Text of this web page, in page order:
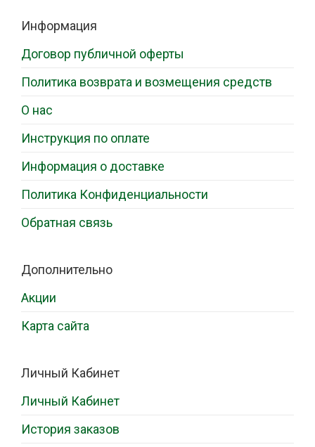
Информация
Договор публичной оферты
Политика возврата и возмещения средств
О нас
Инструкция по оплате
Информация о доставке
Политика Конфиденциальности
Обратная связь
Дополнительно
Акции
Карта сайта
Личный Кабинет
Личный Кабинет
История заказов